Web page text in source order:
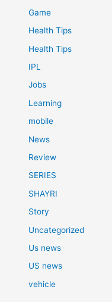
Game
Health Tips
Health Tips
IPL
Jobs
Learning
mobile
News
Review
SERIES
SHAYRI
Story
Uncategorized
Us news
US news
vehicle